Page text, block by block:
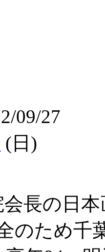
09/27
(日)
長の日本
のため千